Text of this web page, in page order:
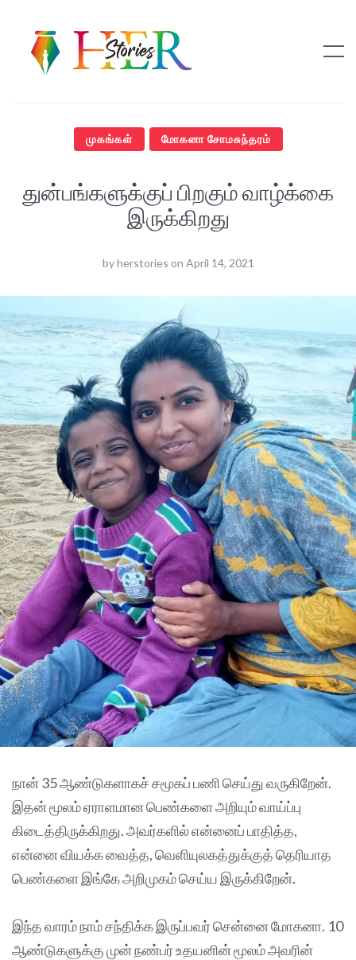
முகங்கள் மோகனா சோமசுந்தரம்
துன்பங்களுக்குப் பிறகும் வாழ்க்கை
இருக்கிறது
byherstories on April 14, 2021
நான் 35 ஆண்டுகளாகச் சமூகப் பணி செய்து வருகிறேன்.
இதன் மூலம் ஏராளமான பெண்களை அறியும் வாய்ப்பு
கிடைத்திருக்கிறது. அவர்களில் என்னைப் பாதித்த,
என்னை வியக்க வைத்த, வெளியுலகத்துக்குத் தெரியாத
பெண்களை இங்கே அறிமுகம் செய்ய இருக்கிறேன்.
இந்த வாரம் நாம் சந்திக்க இருப்பவர் சென்னை மோகனா. 10
ஆண்டுகளுக்கு முன் நண்பர் உதயனின் மூலம் அவரின்